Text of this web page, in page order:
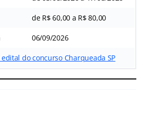
de R$ 60,00 a R$ 80,00
06/09/2026
do concurso Charqueada SP